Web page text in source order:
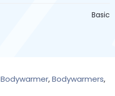
Basic
Bodywarmer,Bodywarmers,